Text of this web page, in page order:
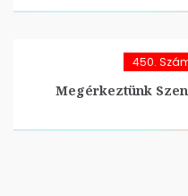
450.
Megérkeztünk